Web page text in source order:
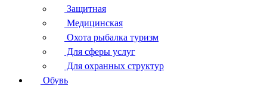
Защитная
Медицинская
Охота рыбалка туризм
Для сферы услуг
Для охранных структур
Обувь